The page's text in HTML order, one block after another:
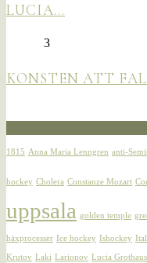
LUCIA…
3
KONSTEN ATT
1815 Anna Maria Lenngren anti-
hockey Cholera Constanze Mozart
uppsala golden temple
häxprocesser Ice hockey Ishockey
Krutov Laki Larionov Lucia